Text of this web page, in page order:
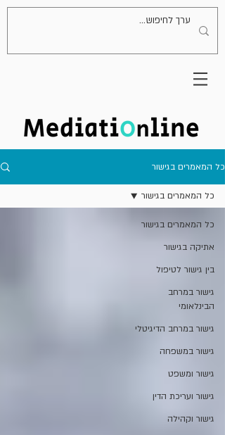
כל המאמרים בגישור
כל המאמרים בגישור
אתיקה בגישור
בין גישור לטיפול
גישור במרחב
הבינלאומי
גישור במרחב הדיגיטלי
גישור במשפחה
גישור ומשפט
גישור ועריכת הדין
גישור וקהילה
כל המאמרים בגישור